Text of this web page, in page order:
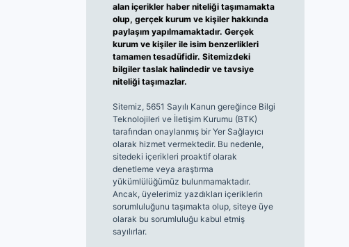
alan içerikler haber niteliği taşımamakta
olup, gerçek kurum ve kişiler hakkında
paylaşım yapılmamaktadır. Gerçek
kurum ve kişiler ile isim benzerlikleri
tamamen tesadüfidir. Sitemizdeki
bilgiler taslak halindedir ve tavsiye
niteliği taşımazlar.
Sitemiz, 5651 Sayılı Kanun gereğince Bilgi
Teknolojileri ve İletişim Kurumu (BTK)
tarafından onaylanmış bir Yer Sağlayıcı
olarak hizmet vermektedir. Bu nedenle,
sitedeki içerikleri proaktif olarak
denetleme veya araştırma
yükümlülüğümüz bulunmamaktadır.
Ancak, üyelerimiz yazdıkları içeriklerin
sorumluluğunu taşımakta olup, siteye üye
olarak bu sorumluluğu kabul etmiş
sayılırlar.